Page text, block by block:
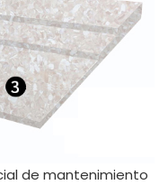
de mantenimiento